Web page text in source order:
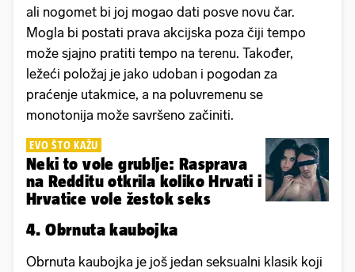
ali nogomet bi joj mogao dati posve novu čar.
Mogla bi postati prava akcijska poza čiji tempo
može sjajno pratiti tempo na terenu. Također,
ležeći položaj je jako udoban i pogodan za
praćenje utakmice, a na poluvremenu se
monotonija može savršeno začiniti.
EVO ŠTO KAŽU
Neki to vole grublje: Rasprava
na Redditu otkrila koliko Hrvati i
Hrvatice vole žestok seks
4. Obrnuta kaubojka
Obrnuta kaubojka je još jedan seksualni klasik koji